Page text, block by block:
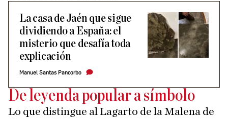
La casa de Jaén que sigue
dividiendo a España: el
misterio que desafía toda
explicación
Manuel Santas Pancorbo
De leyenda popular a símbolo
Lo que distingue al Lagarto de la Malena de